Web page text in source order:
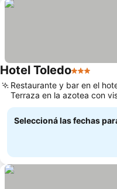
Hotel Toledo3 Estrellas
Restaurante y bar en el
Terraza en la azotea con
ciudad
Seleccioná las fechas